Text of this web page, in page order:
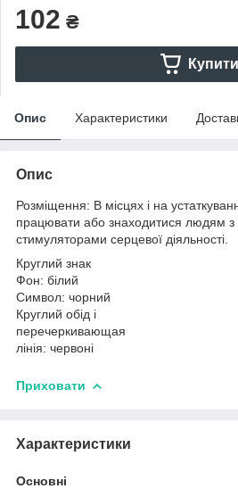
102 ₴
Купити
Опис Характеристики
Опис
Розміщення: В місцях і на
працювати або знаходитися людям з
стимуляторами серцевої діяльності.
Круглий знак
Фон: білий
Символ: чорний
Круглий обід і
перечеркивающая
лінія: червоні
Приховати
Характеристики
Основні